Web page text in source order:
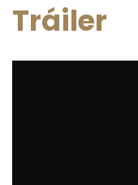
Tráiler